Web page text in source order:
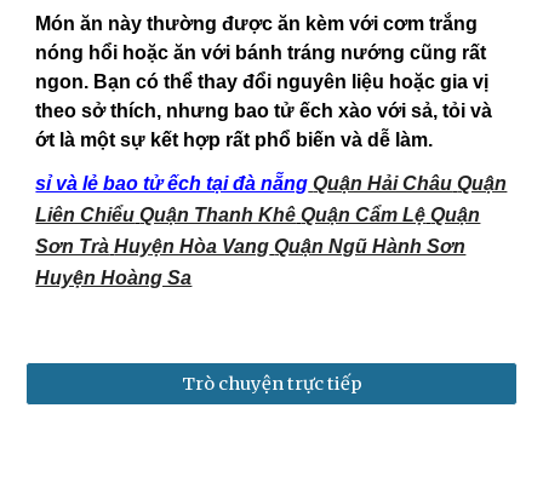
Món ăn này thường được ăn kèm với cơm trắng
nóng hổi hoặc ăn với bánh tráng nướng cũng rất
ngon. Bạn có thể thay đổi nguyên liệu hoặc gia vị
theo sở thích, nhưng bao tử ếch xào với sả, tỏi và
ớt là một sự kết hợp rất phổ biến và dễ làm.
sỉ và lẻ bao tử ếch tại đà nẵng Quận Hải Châu Quận
Liên Chiểu Quận Thanh Khê Quận Cẩm Lệ Quận
Sơn Trà Huyện Hòa Vang Quận Ngũ Hành Sơn
Huyện Hoàng Sa
Trò chuyện trực tiếp